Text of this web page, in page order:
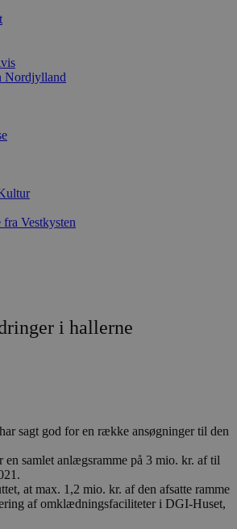
Nordjylland
fra Vestkysten
i hallerne
sagt god for en række ansøgninger til den
en samlet anlægsramme på 3 mio. kr. af til
at max. 1,2 mio. kr. af den afsatte ramme
af omklædningsfaciliteter i DGI-Huset,